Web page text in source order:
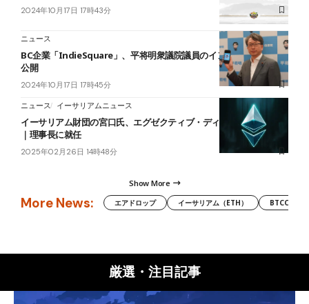
2024年10月17日 17時43分
ニュース
BC企業「IndieSquare」、平将明衆議院議員のインタビュー記事を
公開
2024年10月17日 17時45分
ニュース イーサリアムニュース
イーサリアム財団の宮口氏、エグゼクティブ・ディレクターを退任
｜理事長に就任
2025年02月26日 14時48分
Show More
More News: エアドロップ イーサリアム（ETH） BTCC
厳選・注目記事